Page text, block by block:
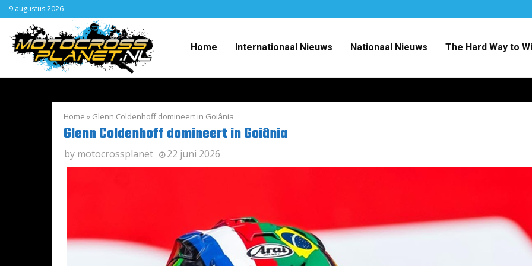
9 augustus 2026
Home Internationaal Nieuws Nationaal Nieuws The Hard Way to
Home » Glenn Coldenhoff domineert in Goiânia
Glenn Coldenhoff domineert in Goiânia
by motocrossplanet 22 juni 2026